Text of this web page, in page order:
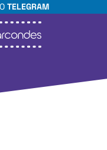
TELEGRAM